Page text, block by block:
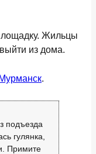
Жильцы
из дома.
Мурманск.
подъезда
гулянка,
Примите